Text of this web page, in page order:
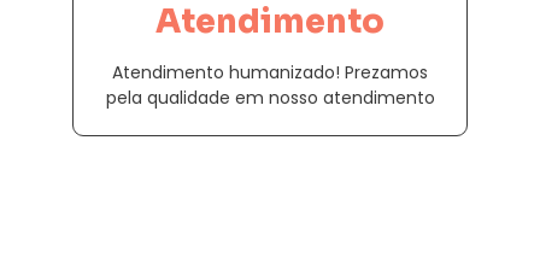
Atendimento
Atendimento humanizado! Prezamos
pela qualidade em nosso atendimento